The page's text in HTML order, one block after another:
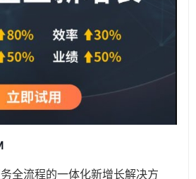
全流程的一体化新增长解决方